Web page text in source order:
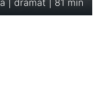
| dramat | 81 min